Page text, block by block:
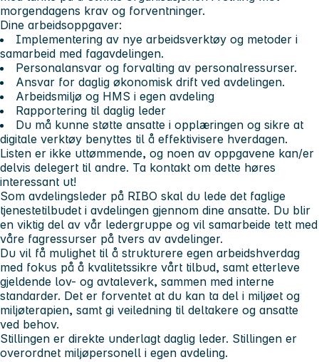
morgendagens krav og forventninger.
Dine arbeidsoppgaver:
Implementering av nye arbeidsverktøy og metoder i
samarbeid med fagavdelingen.
Personalansvar og forvalting av personalressurser.
Ansvar for daglig økonomisk drift ved avdelingen.
Arbeidsmiljø og HMS i egen avdeling
Rapportering til daglig leder
Du må kunne støtte ansatte i opplæringen og sikre at
digitale verktøy benyttes til å effektivisere hverdagen.
Listen er ikke uttømmende, og noen av oppgavene kan/er
delvis delegert til andre. Ta kontakt om dette høres
interessant ut!
Som avdelingsleder på RIBO skal du lede det faglige
tjenestetilbudet i avdelingen gjennom dine ansatte. Du blir
en viktig del av vår ledergruppe og vil samarbeide tett med
våre fagressurser på tvers av avdelinger.
Du vil få mulighet til å strukturere egen arbeidshverdag
med fokus på å kvalitetssikre vårt tilbud, samt etterleve
gjeldende lov- og avtaleverk, sammen med interne
standarder. Det er forventet at du kan ta del i miljøet og
miljøterapien, samt gi veiledning til deltakere og ansatte
ved behov.
Stillingen er direkte underlagt daglig leder. Stillingen er
overordnet miljøpersonell i egen avdeling.